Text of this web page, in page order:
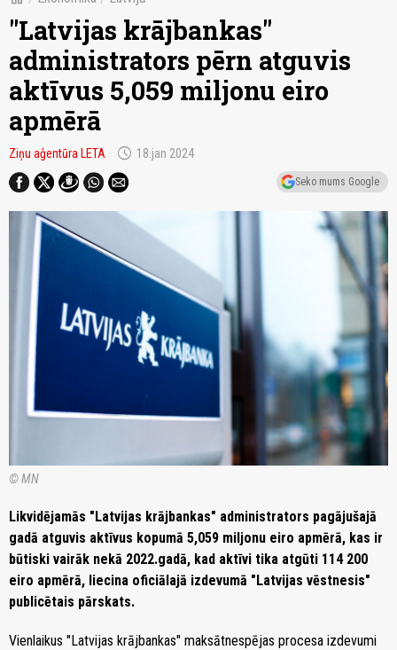
"Latvijas krājbankas"
administrators pērn atguvis
aktīvus 5,059 miljonu eiro
apmērā
Ziņu aģentūra LETA schedule 18.jan 2024
Seko mums Google
© MN
Likvidējamās "Latvijas krājbankas" administrators pagājušajā
gadā atguvis aktīvus kopumā 5,059 miljonu eiro apmērā, kas ir
būtiski vairāk nekā 2022.gadā, kad aktīvi tika atgūti 114 200
eiro apmērā, liecina oficiālajā izdevumā "Latvijas vēstnesis"
publicētais pārskats.
Vienlaikus "Latvijas krājbankas" maksātnespējas procesa izdevumi